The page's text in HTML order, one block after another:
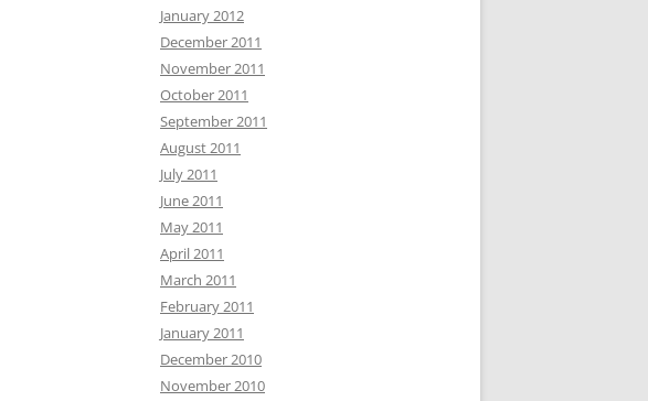
January 2012
December 2011
November 2011
October 2011
September 2011
August 2011
July 2011
June 2011
May 2011
April 2011
March 2011
February 2011
January 2011
December 2010
November 2010